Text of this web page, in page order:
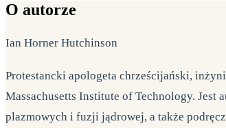
O autorze
Ian Horner Hutchinson
Protestancki apologeta chrześcijański,
Massachusetts Institute of Technology. Jest
plazmowych i fuzji jądrowej, a także